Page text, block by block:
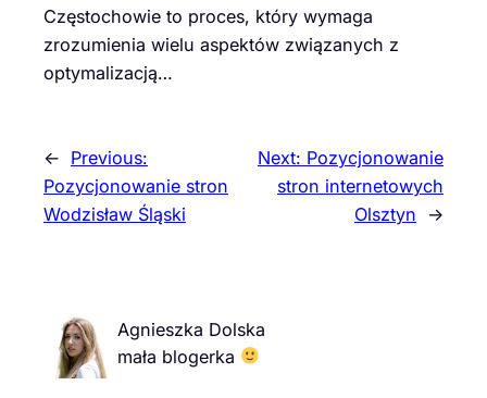
Częstochowie to proces, który wymaga
zrozumienia wielu aspektów związanych z
optymalizacją…
← Previous:
Pozycjonowanie stron
Wodzisław Śląski
Next: Pozycjonowanie
stron internetowych
Olsztyn
→
Agnieszka Dolska
mała blogerka